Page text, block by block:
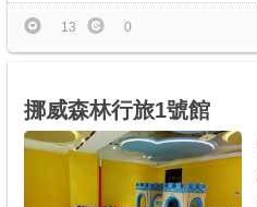
13 0
挪威森林行旅1號館